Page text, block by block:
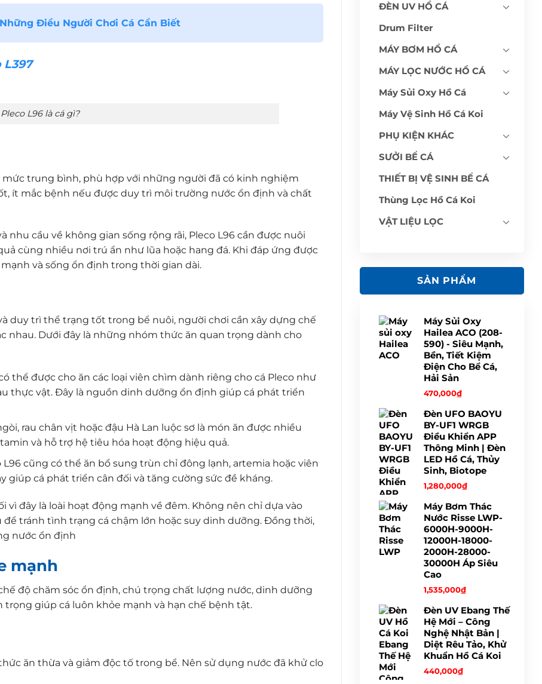
Điều Người Chơi Cá Cần Biết
L397
Pleco L96 là cá gì?
mức trung bình, phù hợp với những người đã có kinh nghiệm
ít mắc bệnh nếu được duy trì môi trường nước ổn định và chất
cầu về không gian sống rộng rãi, Pleco L96 cần được nuôi
cùng nhiều nơi trú ẩn như lũa hoặc hang đá. Khi đáp ứng được
và sống ổn định trong thời gian dài.
duy trì thể trạng tốt trong bể nuôi, người chơi cần xây dựng chế
nhau. Dưới đây là những nhóm thức ăn quan trọng dành cho
thể được cho ăn các loại viên chìm dành riêng cho cá Pleco như
thực vật. Đây là nguồn dinh dưỡng ổn định giúp cá phát triển
rau chân vịt hoặc đậu Hà Lan luộc sơ là món ăn được nhiều
và hỗ trợ hệ tiêu hóa hoạt động hiệu quả.
cũng có thể ăn bổ sung trùn chỉ đông lạnh, artemia hoặc viên
giúp cá phát triển cân đối và tăng cường sức đề kháng.
vì đây là loài hoạt động mạnh về đêm. Không nên chỉ dựa vào
tránh tình trạng cá chậm lớn hoặc suy dinh dưỡng. Đồng thời,
nước ổn định
mạnh
độ chăm sóc ổn định, chú trọng chất lượng nước, dinh dưỡng
giúp cá luôn khỏe mạnh và hạn chế bệnh tật.
ăn thừa và giảm độc tố trong bể. Nên sử dụng nước đã khử clo
ĐÈN UV HỒ CÁ
Drum Filter
MÁY BƠM HỒ CÁ
MÁY LỌC NƯỚC HỒ CÁ
Máy Sủi Oxy Hồ Cá
Máy Vệ Sinh Hồ Cá Koi
PHỤ KIỆN KHÁC
SƯỞI BỂ CÁ
THIẾT BỊ VỆ SINH BỂ CÁ
Thùng Lọc Hồ Cá Koi
VẬT LIỆU LỌC
SẢN PHẨM
Máy Sủi Oxy
Hailea ACO (208-
590) - Siêu Mạnh,
Bền, Tiết Kiệm
Điện Cho Bể Cá,
Hải Sản
470,000₫
Đèn UFO BAOYU
BY-UF1 WRGB
Điều Khiển APP
Thông Minh | Đèn
LED Hồ Cá, Thủy
Sinh, Biotope
1,280,000₫
Máy Bơm Thác
Nước Risse LWP-
6000H-9000H-
12000H-18000-
2000H-28000-
30000H Áp Siêu
Cao
1,535,000₫
Đèn UV Ebang Thế
Hệ Mới – Công
Nghệ Nhật Bản |
Diệt Rêu Tảo, Khử
Khuẩn Hồ Cá Koi
440,000₫